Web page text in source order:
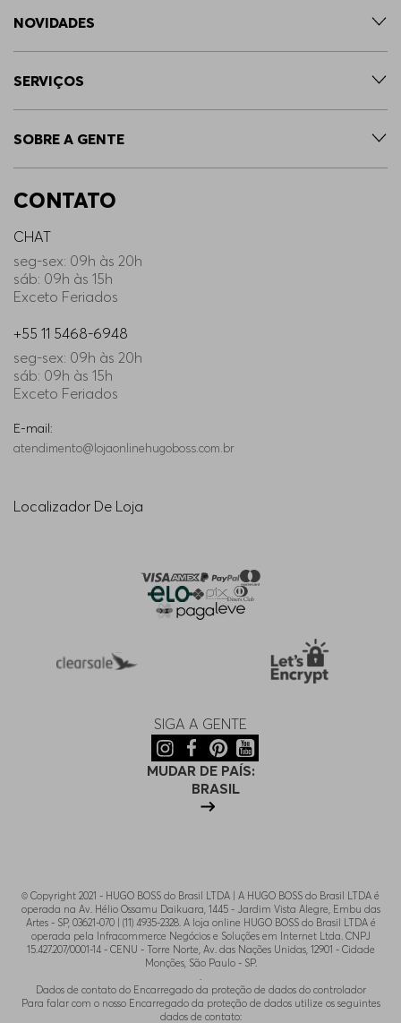
NOVIDADES
SERVIÇOS
SOBRE A GENTE
CONTATO
CHAT
seg-sex: 09h às 20h
sáb: 09h às 15h
Exceto Feriados
+55 11 5468-6948
seg-sex: 09h às 20h
sáb: 09h às 15h
Exceto Feriados
E-mail:
atendimento@lojaonlinehugoboss.com.br
Localizador De Loja
SIGA A GENTE
MUDAR DE PAÍS:
BRASIL
© Copyright 2021 - HUGO BOSS do Brasil LTDA | A HUGO BOSS do Brasil LTDA é
operada na Av. Hélio Ossamu Daikuara, 1445 - Jardim Vista Alegre, Embu das
Artes - SP, 03621-070 | (11) 4935-2328. A loja online HUGO BOSS do Brasil LTDA é
operada pela Infracommerce Negócios e Soluções em Internet Ltda. CNPJ
15.427.207/0001-14 - CENU - Torre Norte, Av. das Nações Unidas, 12901 - Cidade
Monções, São Paulo - SP.
.
Dados de contato do Encarregado da proteção de dados do controlador
Para falar com o nosso Encarregado da proteção de dados utilize os seguintes
dados de contato: